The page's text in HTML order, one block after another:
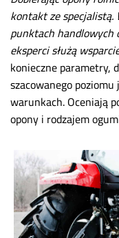
kontakt ze
punktach
eksperci służą
konieczne parametry,
szacowanego
warunkach. Oceniają
opony i rodzajem